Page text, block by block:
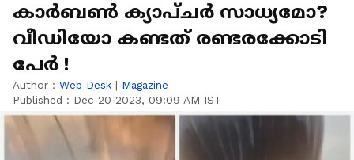
കാര്‍ബണ്‍ ക്യാപ്ചര്‍ സാധ്യമോ?
വീഡിയോ കണ്ടത് രണ്ടരക്കോടി
പേര്‍ !
Author : Web Desk | Magazine
Published : Dec 20 2023, 09:09 AM IST